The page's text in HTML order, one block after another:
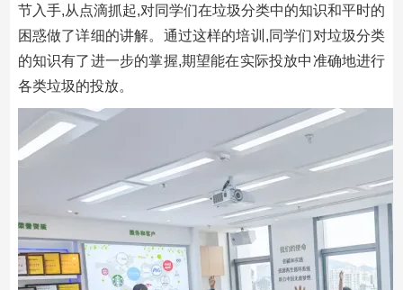
节入手,从点滴抓起,对同学们在垃圾分类中的知识和平时的
困惑做了详细的讲解。通过这样的培训,同学们对垃圾分类
的知识有了进一步的掌握,期望能在实际投放中准确地进行
各类垃圾的投放。